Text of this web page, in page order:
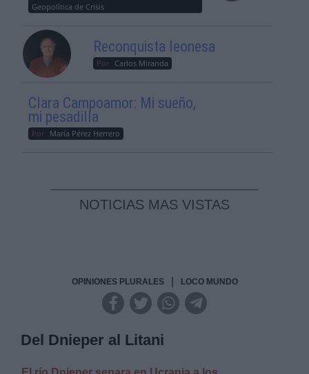
Geopolítica de Crisis
Reconquista leonesa
Por Carlos Miranda
Clara Campoamor: Mi sueño,
mi pesadilla
Por María Pérez Herrero
NOTICIAS MAS VISTAS
OPINIONES PLURALES LOCO MUNDO
Del Dnieper al Litani